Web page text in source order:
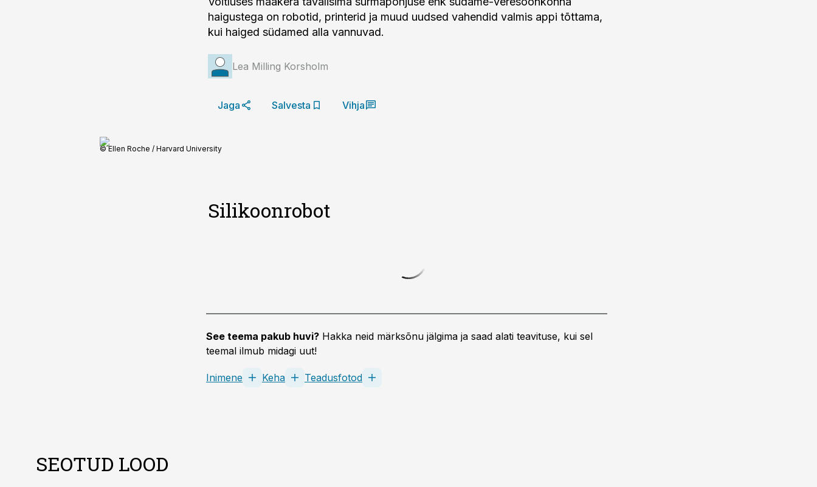
haigustega on robotid, printerid ja muud uudsed vahendid valmis appi tõttama,
kui haiged südamed alla vannuvad.
Lea Milling Korsholm
Jaga Salvesta Vihja
© Ellen Roche / Harvard University
Silikoonrobot
See teema pakub huvi? Hakka neid märksõnu jälgima ja saad alati teavituse, kui sel
teemal ilmub midagi uut!
Inimene Keha Teadusfotod
SEOTUD LOOD